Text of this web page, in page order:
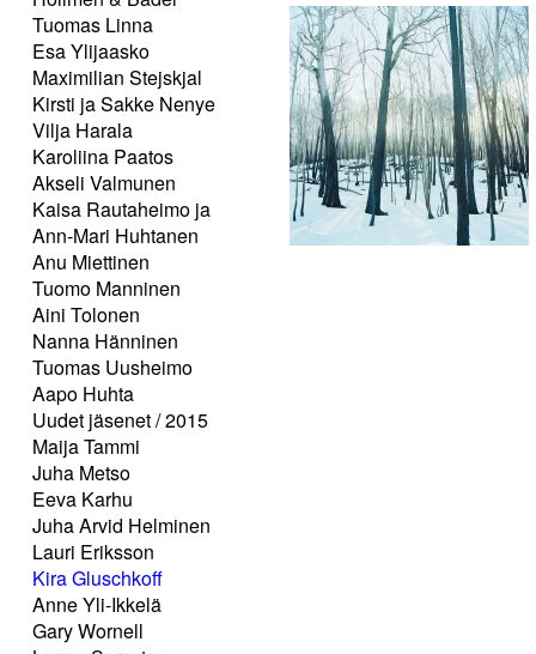
Tuomas Linna
Esa Ylijaasko
Maximilian Stejskjal
Kirsti ja Sakke Nenye
Vilja Harala
Karoliina Paatos
Akseli Valmunen
Kaisa Rautaheimo ja
Ann-Mari Huhtanen
Anu Miettinen
Tuomo Manninen
Aini Tolonen
Nanna Hänninen
Tuomas Uusheimo
Aapo Huhta
Uudet jäsenet / 2015
Maija Tammi
Juha Metso
Eeva Karhu
Juha Arvid Helminen
Lauri Eriksson
Kira Gluschkoff
Anne Yli-Ikkelä
Gary Wornell